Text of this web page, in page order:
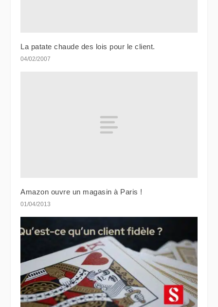
La patate chaude des lois pour le client.
04/02/2007
Amazon ouvre un magasin à Paris !
01/04/2013